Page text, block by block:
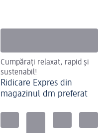
Cumpărați relaxat, rapid și
sustenabil!
Ridicare Expres din
magazinul dm preferat